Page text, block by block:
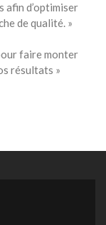
afin d’optimiser
de qualité. »
faire monter
résultats »